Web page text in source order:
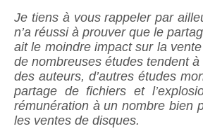
Je tiens à vous rappeler par
n’a réussi à prouver que le
ait le moindre impact sur la
de nombreuses études tendent
des auteurs, d’autres études
partage de fichiers et
rémunération à un nombre bien
les ventes de disques.